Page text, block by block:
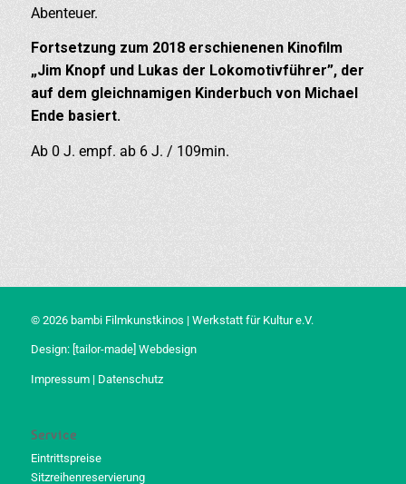
Abenteuer.
Fortsetzung zum 2018 erschienenen Kinofilm
„Jim Knopf und Lukas der Lokomotivführer”, der
auf dem gleichnamigen Kinderbuch von Michael
Ende basiert.
Ab 0 J. empf. ab 6 J. / 109min.
© 2026 bambi Filmkunstkinos | Werkstatt für Kultur e.V.
Design: [tailor-made] Webdesign
Impressum| Datenschutz
Service
Eintrittspreise
Sitzreihenreservierung